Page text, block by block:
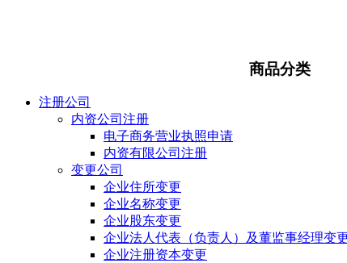
商品分类
注册公司
内资公司注册
电子商务营业执照申请
内资有限公司注册
变更公司
企业住所变更
企业名称变更
企业股东变更
企业法人代表（负责人）及董监事经理变
企业注册资本变更